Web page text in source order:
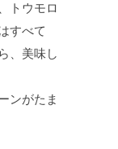
トウモロ
すべて
、美味し
ンがたま